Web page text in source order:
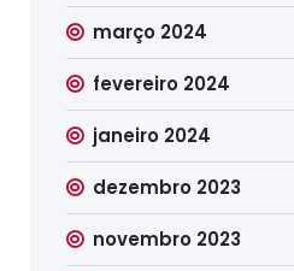
março 2024
fevereiro 2024
janeiro 2024
dezembro 2023
novembro 2023